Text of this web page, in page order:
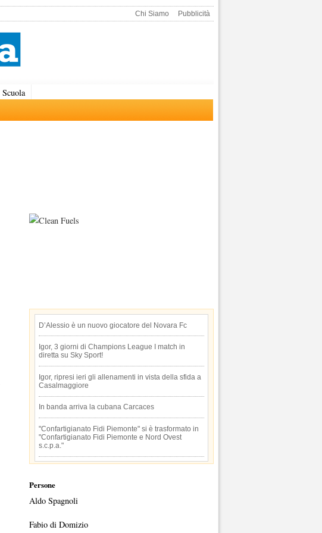
Chi Siamo Pubblicità
Scuola
D’Alessio è un nuovo giocatore del Novara Fc
Igor, 3 giorni di Champions League I match in
diretta su Sky Sport!
Igor, ripresi ieri gli allenamenti in vista della sfida a
Casalmaggiore
In banda arriva la cubana Carcaces
"Confartigianato Fidi Piemonte" si è trasformato in
"Confartigianato Fidi Piemonte e Nord Ovest
s.c.p.a."
Persone
Aldo Spagnoli
Fabio di Domizio